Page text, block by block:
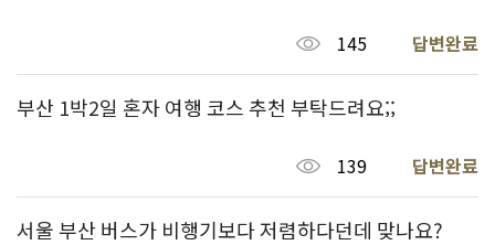
145 답변완료
부산 1박2일 혼자 여행 코스 추천 부탁드려요;;
139 답변완료
서울 부산 버스가 비행기보다 저렴하다던데 맞나요?